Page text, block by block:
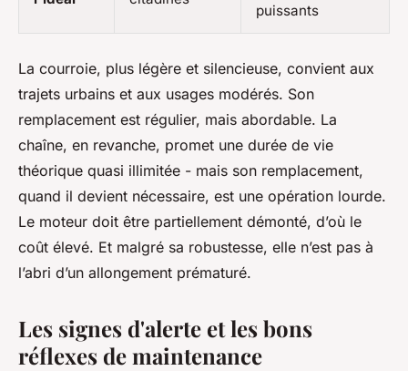
puissants
La courroie, plus légère et silencieuse, convient aux
trajets urbains et aux usages modérés. Son
remplacement est régulier, mais abordable. La
chaîne, en revanche, promet une durée de vie
théorique quasi illimitée - mais son remplacement,
quand il devient nécessaire, est une opération lourde.
Le moteur doit être partiellement démonté, d’où le
coût élevé. Et malgré sa robustesse, elle n’est pas à
l’abri d’un allongement prématuré.
Les signes d'alerte et les bons
réflexes de maintenance